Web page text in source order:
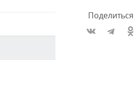
Поделиться